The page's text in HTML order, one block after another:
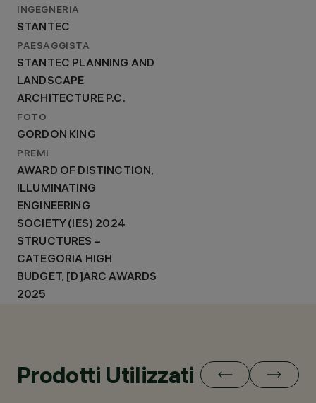
INGEGNERIA
STANTEC
PAESAGGISTA
STANTEC PLANNING AND
LANDSCAPE
ARCHITECTURE P.C.
FOTO
GORDON KING
PREMI
AWARD OF DISTINCTION,
ILLUMINATING
ENGINEERING
SOCIETY (IES) 2024
STRUCTURES –
CATEGORIA HIGH
BUDGET, [D]ARC AWARDS
2025
Prodotti Utilizzati